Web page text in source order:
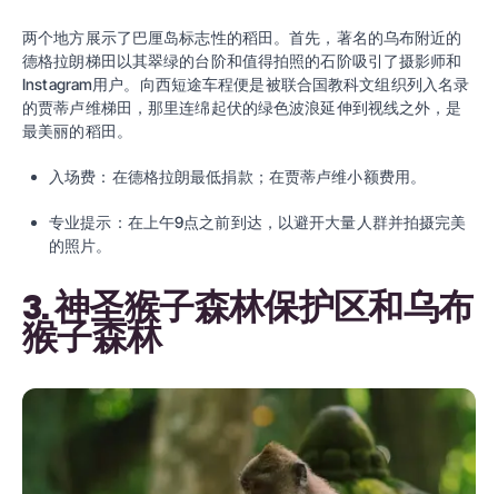
两个地方展示了巴厘岛标志性的稻田。首先，著名的乌布附近的
德格拉朗梯田以其翠绿的台阶和值得拍照的石阶吸引了摄影师和
Instagram用户。向西短途车程便是被联合国教科文组织列入名录
的贾蒂卢维梯田，那里连绵起伏的绿色波浪延伸到视线之外，是
最美丽的稻田。
入场费：在德格拉朗最低捐款；在贾蒂卢维小额费用。
专业提示：在上午9点之前到达，以避开大量人群并拍摄完美
的照片。
3. 神圣猴子森林保护区和乌布
猴子森林